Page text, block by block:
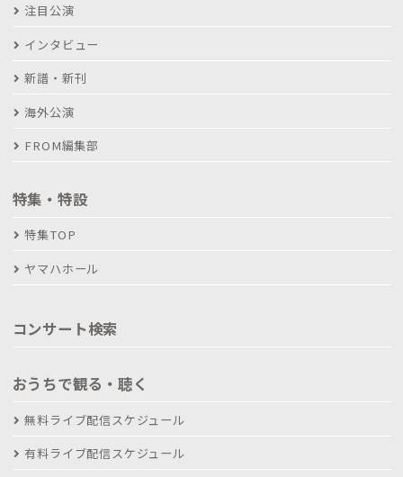
注目公演
インタビュー
新譜・新刊
海外公演
FROM編集部
特集・特設
特集TOP
ヤマハホール
コンサート検索
おうちで観る・聴く
無料ライブ配信スケジュール
有料ライブ配信スケジュール